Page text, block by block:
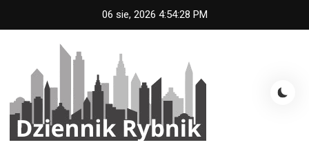
to
06 sie, 2026 4:54:29 PM